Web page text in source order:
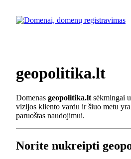
geopolitika.lt
Domenas geopolitika.lt sėkmingai
vizijos kliento vardu ir šiuo metu
paruoštas naudojimui.
Norite nukreipti